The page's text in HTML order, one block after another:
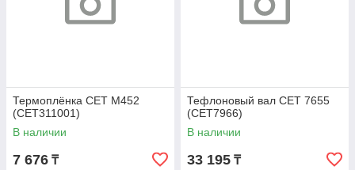
Термоплёнка CET M452
(CET311001)
В наличии
7 676 ₸
Тефлоновый вал CET 7655
(CET7966)
В наличии
33 195 ₸